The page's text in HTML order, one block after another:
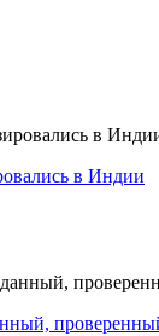
в Индии